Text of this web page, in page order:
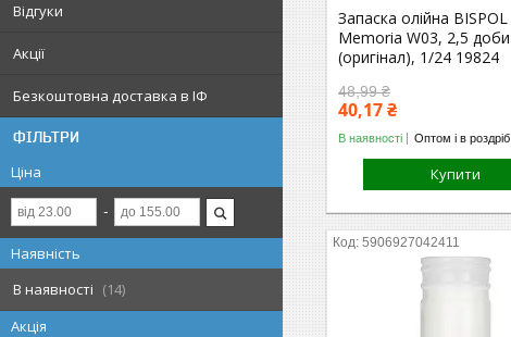
Відгуки
Акції
Безкоштовна доставка в ІФ
ФІЛЬТРИ
Ціна
Наявність
В наявності
14
Акція
Запаска олійна BISPOL
Memoria W03, 2,5 доби
(оригінал), 1/24 19824
48,99 ₴
40,17 ₴
В наявності Оптом і в роздріб
Купити
5906927042411